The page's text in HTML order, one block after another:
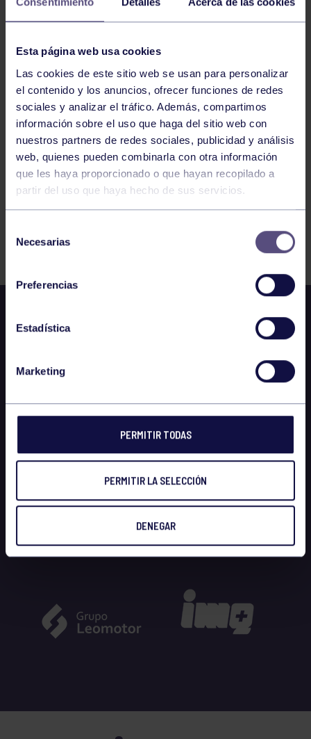
Esta página web usa cookies
Las cookies de este sitio web se usan para personalizar
el contenido y los anuncios, ofrecer funciones de redes
sociales y analizar el tráfico. Además, compartimos
información sobre el uso que haga del sitio web con
nuestros partners de redes sociales, publicidad y análisis
web, quienes pueden combinarla con otra información
que les haya proporcionado o que hayan recopilado a
partir del uso que haya hecho de sus servicios.
Necesarias
Preferencias
Estadística
Marketing
PERMITIR TODAS
PERMITIR LA SELECCIÓN
DENEGAR
16
MARTES
JUNIO 2026
ENGANCHATE AL DEPORTE – ORFEÓN
1 2 3 4 5 6 7
FILTRAR